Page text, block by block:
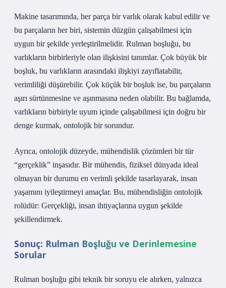
Makine tasarımında, her parça bir varlık olarak kabul edilir ve
bu parçaların her biri, sistemin düzgün çalışabilmesi için
uygun bir şekilde yerleştirilmelidir. Rulman boşluğu, bu
varlıkların birbirleriyle olan ilişkisini tanımlar. Çok büyük bir
boşluk, bu varlıkların arasındaki ilişkiyi zayıflatabilir,
verimliliği düşürebilir. Çok küçük bir boşluk ise, bu parçaların
aşırı sürtünmesine ve aşınmasına neden olabilir. Bu bağlamda,
varlıkların birbiriyle uyum içinde çalışabilmesi için doğru bir
denge kurmak, ontolojik bir sorundur.
Ayrıca, ontolojik düzeyde, mühendislik çözümleri bir tür
“gerçeklik” inşasıdır. Bir mühendis, fiziksel dünyada ideal
olmayan bir durumu en verimli şekilde tasarlayarak, insan
yaşamını iyileştirmeyi amaçlar. Bu, mühendisliğin ontolojik
rolüdür: Gerçekliği, insan ihtiyaçlarına uygun şekilde
şekillendirmek.
Sonuç: Rulman Boşluğu ve Derinlemesine
Sorular
Rulman boşluğu gibi teknik bir soruyu ele alırken, yalnızca